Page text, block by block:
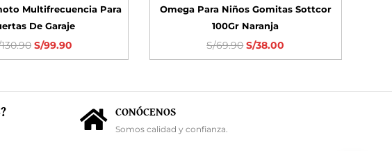
Multifrecuencia Para
De Garaje
130.90 S/99.90
Omega Para Niños Gomitas Sottcor
100Gr Naranja
S/69.90 S/38.00
CONÓCENOS
Somos calidad y confianza.